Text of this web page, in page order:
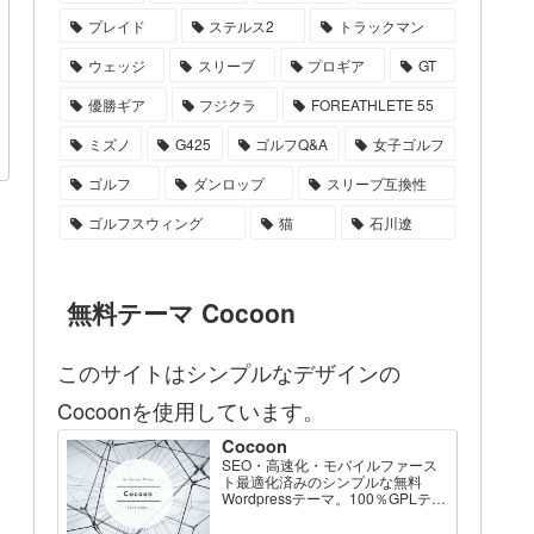
プレイド
ステルス2
トラックマン
ウェッジ
スリーブ プロギア
GT
優勝ギア
フジクラ
FOREATHLETE 55
ミズノ
G425 ゴルフQ&A
女子ゴルフ
ゴルフ
ダンロップ
スリーブ互換性
ゴルフスウィング
猫 石川遼
無料テーマ Cocoon
このサイトはシンプルなデザインの
Cocoonを使用しています。
Cocoon
SEO・高速化・モバイルファース
ト最適化済みのシンプルな無料
Wordpressテーマ。100％GPLテー